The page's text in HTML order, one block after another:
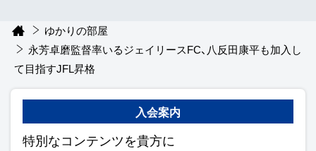
ゆかりの部屋
永芳卓磨監督率いるジェイリースFC、八反田康平も加入し
て目指すJFL昇格
入会案内
特別なコンテンツを貴方に